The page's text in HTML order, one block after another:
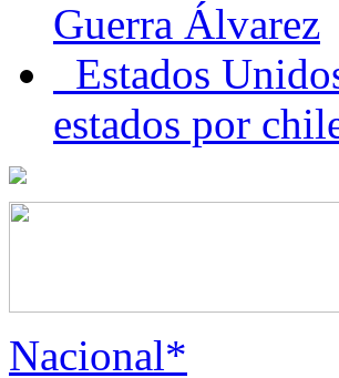
Guerra Álvarez
Estados
estados por
Nacional*